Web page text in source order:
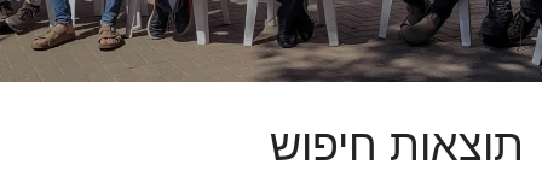
תוצאות חיפוש